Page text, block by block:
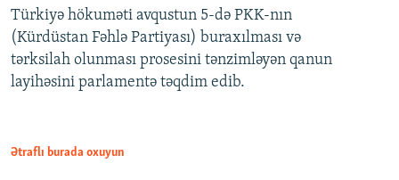
Auto 240p 360p 480p
720p 1080p
360p
480p
Türkiyə hökuməti avqustun 5-də PKK-nın
(Kürdüstan Fəhlə Partiyası) buraxılması və
tərksilah olunması prosesini tənzimləyən qanun
layihəsini parlamentə təqdim edib.
Ətraflı burada oxuyun